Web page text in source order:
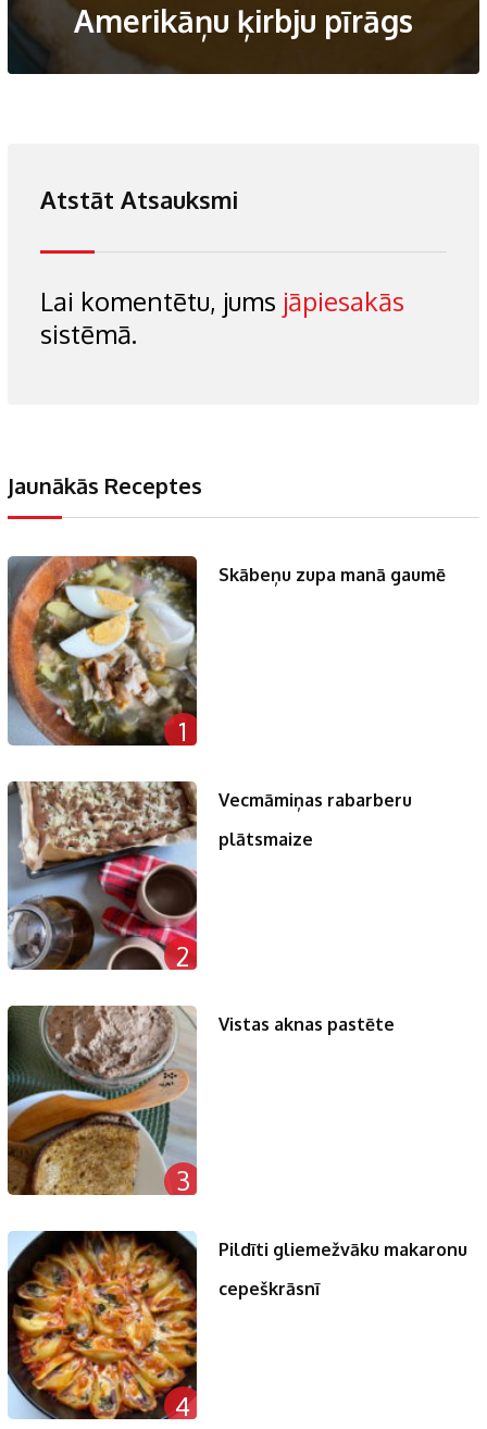
Amerikāņu ķirbju pīrāgs
Atstāt Atsauksmi
Lai komentētu, jums jāpiesakās
sistēmā.
Jaunākās Receptes
1
Skābeņu zupa manā gaumē
2
Vecmāmiņas rabarberu
plātsmaize
3
Vistas aknas pastēte
4
Pildīti gliemežvāku makaronu
cepeškrāsnī